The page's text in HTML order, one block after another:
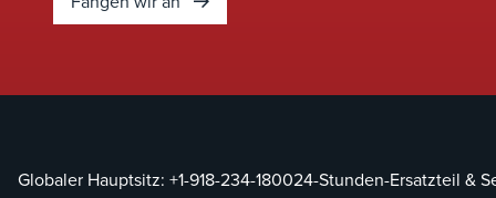
Globaler Hauptsitz: +1-918-234-180024-Stunden-Ersatzteil &